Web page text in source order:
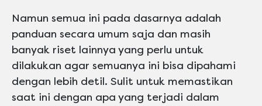
Namun semua ini pada dasarnya adalah
panduan secara umum saja dan masih
banyak riset lainnya yang perlu untuk
dilakukan agar semuanya ini bisa dipahami
dengan lebih detil. Sulit untuk memastikan
saat ini dengan apa yang terjadi dalam